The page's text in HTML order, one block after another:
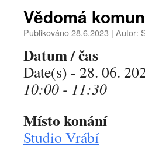
Vědomá
Publikováno28.6.2023 | Autor:
Datum / čas
Date(s) - 28. 06.
10:00 - 11:30
Místo konání
Studio Vrábí